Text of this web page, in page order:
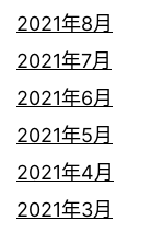
2021年8月
2021年7月
2021年6月
2021年5月
2021年4月
2021年3月